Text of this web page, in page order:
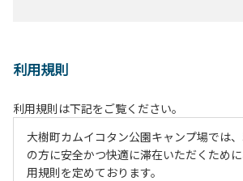
利用規則
利用規則は下記をご覧ください。
大樹町カムイコタン公園キャンプ場では
の方に安全かつ快適に滞在いただくため
用規則を定めております。